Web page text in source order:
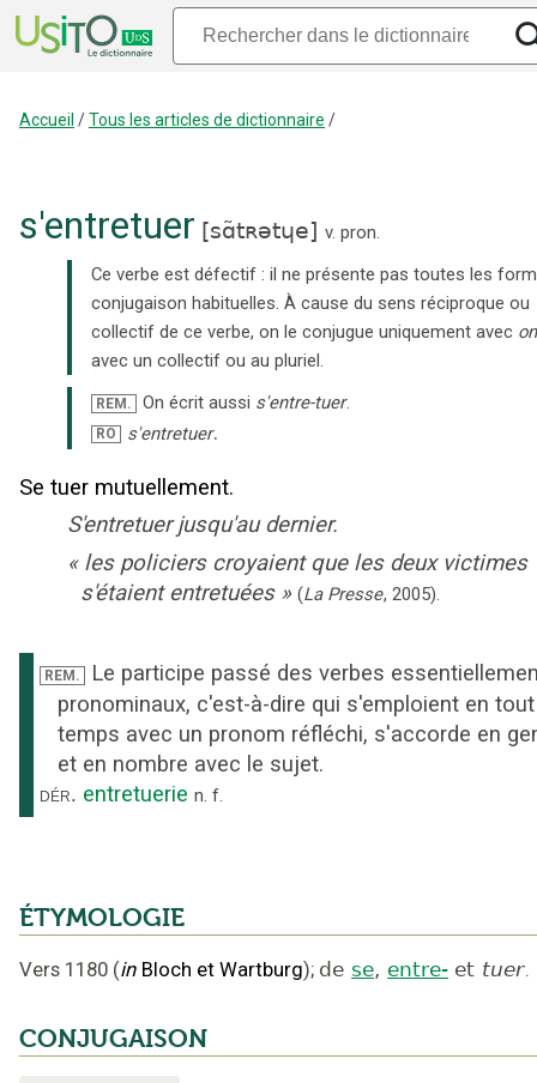
Accueil /Tous les articles de dictionnaire /
s'entretuer [sɑ̃tʀətɥe] v. pron.
Ce verbe est défectif : il ne présente pas toutes les
conjugaison habituelles. À cause du sens réciproque ou
collectif de ce verbe, on le conjugue uniquement avec on
avec un collectif ou au pluriel.
REM. On écrit aussi s'entre-tuer.
RO s'entretuer.
Se tuer mutuellement.
S'entretuer jusqu'au dernier.
« les policiers croyaient que les deux victimes
s'étaient entretuées » (La Presse, 2005).
REM.
Le participe passé des verbes
pronominaux, c'est-à-dire qui s'emploient en tout
temps avec un pronom réfléchi, s'accorde en
et en nombre avec le sujet.
dér. entretuerie n. f.
ÉTYMOLOGIE
Vers 1180 (in Bloch et Wartburg); de se, entre- et tuer.
CONJUGAISON